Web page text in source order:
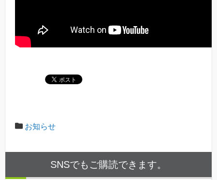
お知らせ
SNSでもご購読できます。